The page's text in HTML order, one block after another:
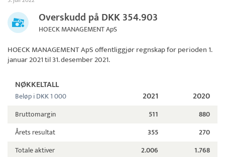
Overskudd på DKK 354.903
HOECK MANAGEMENT ApS
HOECK MANAGEMENT ApSoffentliggjør regnskap for perioden 1.
januar 2021 til 31. desember 2021.
NØKKELTALL
Beløp i DKK 1 000 2021 2020
Bruttomargin 511
880
Årets resultat
355
270
Totale aktiver
2.006
1.768